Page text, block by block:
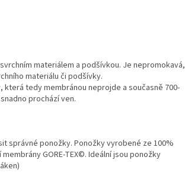
materiálem a podšívkou. Je nepromokavá,
materiálu či podšívky.
tedy membránou neprojde a současně 700-
prochází ven.
správné ponožky. Ponožky vyrobené ze 100%
GORE-TEX©. Ideální jsou ponožky